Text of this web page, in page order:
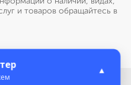
и товаров обращайтесь в
▲